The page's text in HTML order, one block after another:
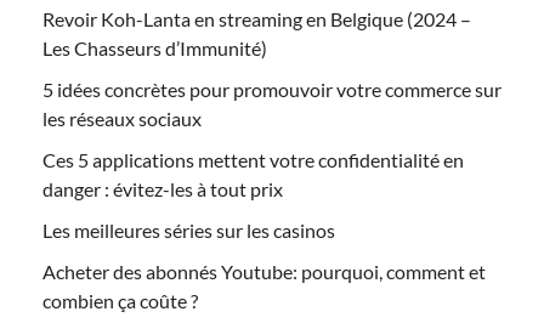
Revoir Koh-Lanta en streaming en Belgique (2024 –
Les Chasseurs d’Immunité)
5 idées concrètes pour promouvoir votre commerce sur
les réseaux sociaux
Ces 5 applications mettent votre confidentialité en
danger : évitez-les à tout prix
Les meilleures séries sur les casinos
Acheter des abonnés Youtube: pourquoi, comment et
combien ça coûte ?